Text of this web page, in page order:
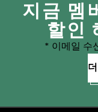
지금 멤
할인
* 이메일 수